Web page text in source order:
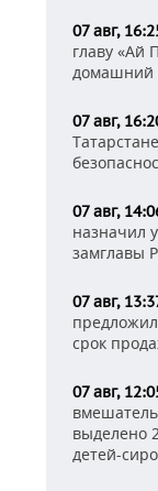
07 авг,
главу «Ай
домашний
07 авг,
07 авг,
назначил
замглавы
07 авг,
срок
07 авг,
выделено
детей-